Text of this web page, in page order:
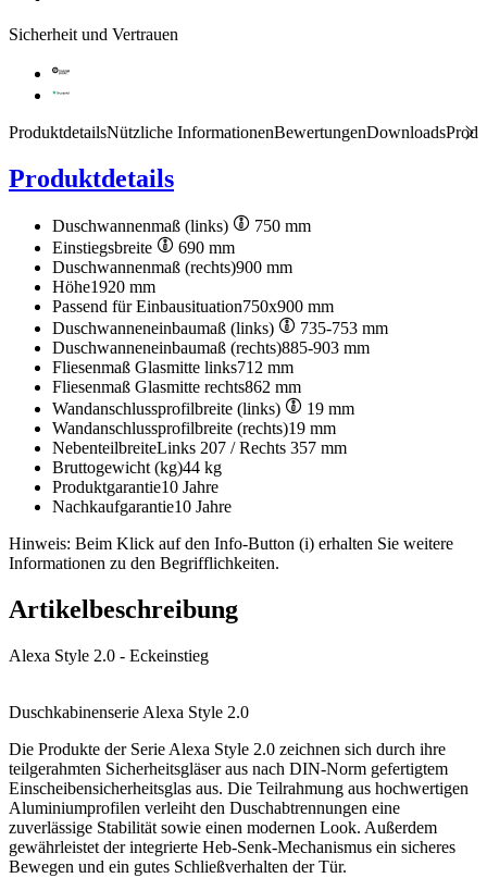
Sicherheit und Vertrauen
Produktdetails
Produktdetails
Duschwannenmaß (links)
750 mm
Einstiegsbreite
690 mm
Duschwannenmaß (rechts)900 mm
Höhe1920 mm
Passend für Einbausituation750x900 mm
Duschwanneneinbaumaß (links)
735-753 mm
Duschwanneneinbaumaß (rechts)885-903 mm
Fliesenmaß Glasmitte links712 mm
Fliesenmaß Glasmitte rechts862 mm
Wandanschlussprofilbreite (links)
19 mm
Wandanschlussprofilbreite (rechts)19 mm
NebenteilbreiteLinks 207 / Rechts 357 mm
Bruttogewicht (kg)44 kg
Produktgarantie10 Jahre
Nachkaufgarantie10 Jahre
Hinweis: Beim Klick auf den Info-Button (i) erhalten Sie weitere
Informationen zu den Begrifflichkeiten.
Nützliche InformationenBewertungenDownloads
Artikelbeschreibung
Alexa Style 2.0 - Eckeinstieg
Duschkabinenserie Alexa Style 2.0
Die Produkte der Serie Alexa Style 2.0 zeichnen sich durch ihre
teilgerahmten Sicherheitsgläser aus nach DIN-Norm gefertigtem
Einscheibensicherheitsglas aus. Die Teilrahmung aus hochwertigen
Aluminiumprofilen verleiht den Duschabtrennungen eine
zuverlässige Stabilität sowie einen modernen Look. Außerdem
gewährleistet der integrierte Heb-Senk-Mechanismus ein sicheres
Bewegen und ein gutes Schließverhalten der Tür.